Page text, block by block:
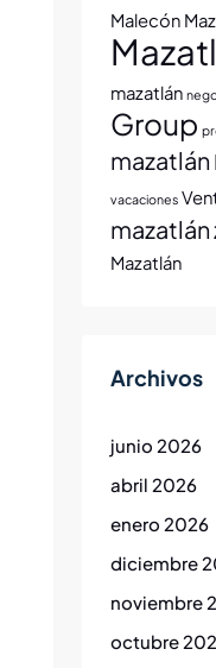
Malecón
mazatlán
Group
mazatlán
vacaciones
mazatlán
Mazatlán
Archivos
junio 2026
abril 2026
enero 2026
diciembre
noviembre
octubre